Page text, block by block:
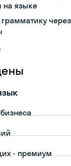
языке
грамматику
- премиум